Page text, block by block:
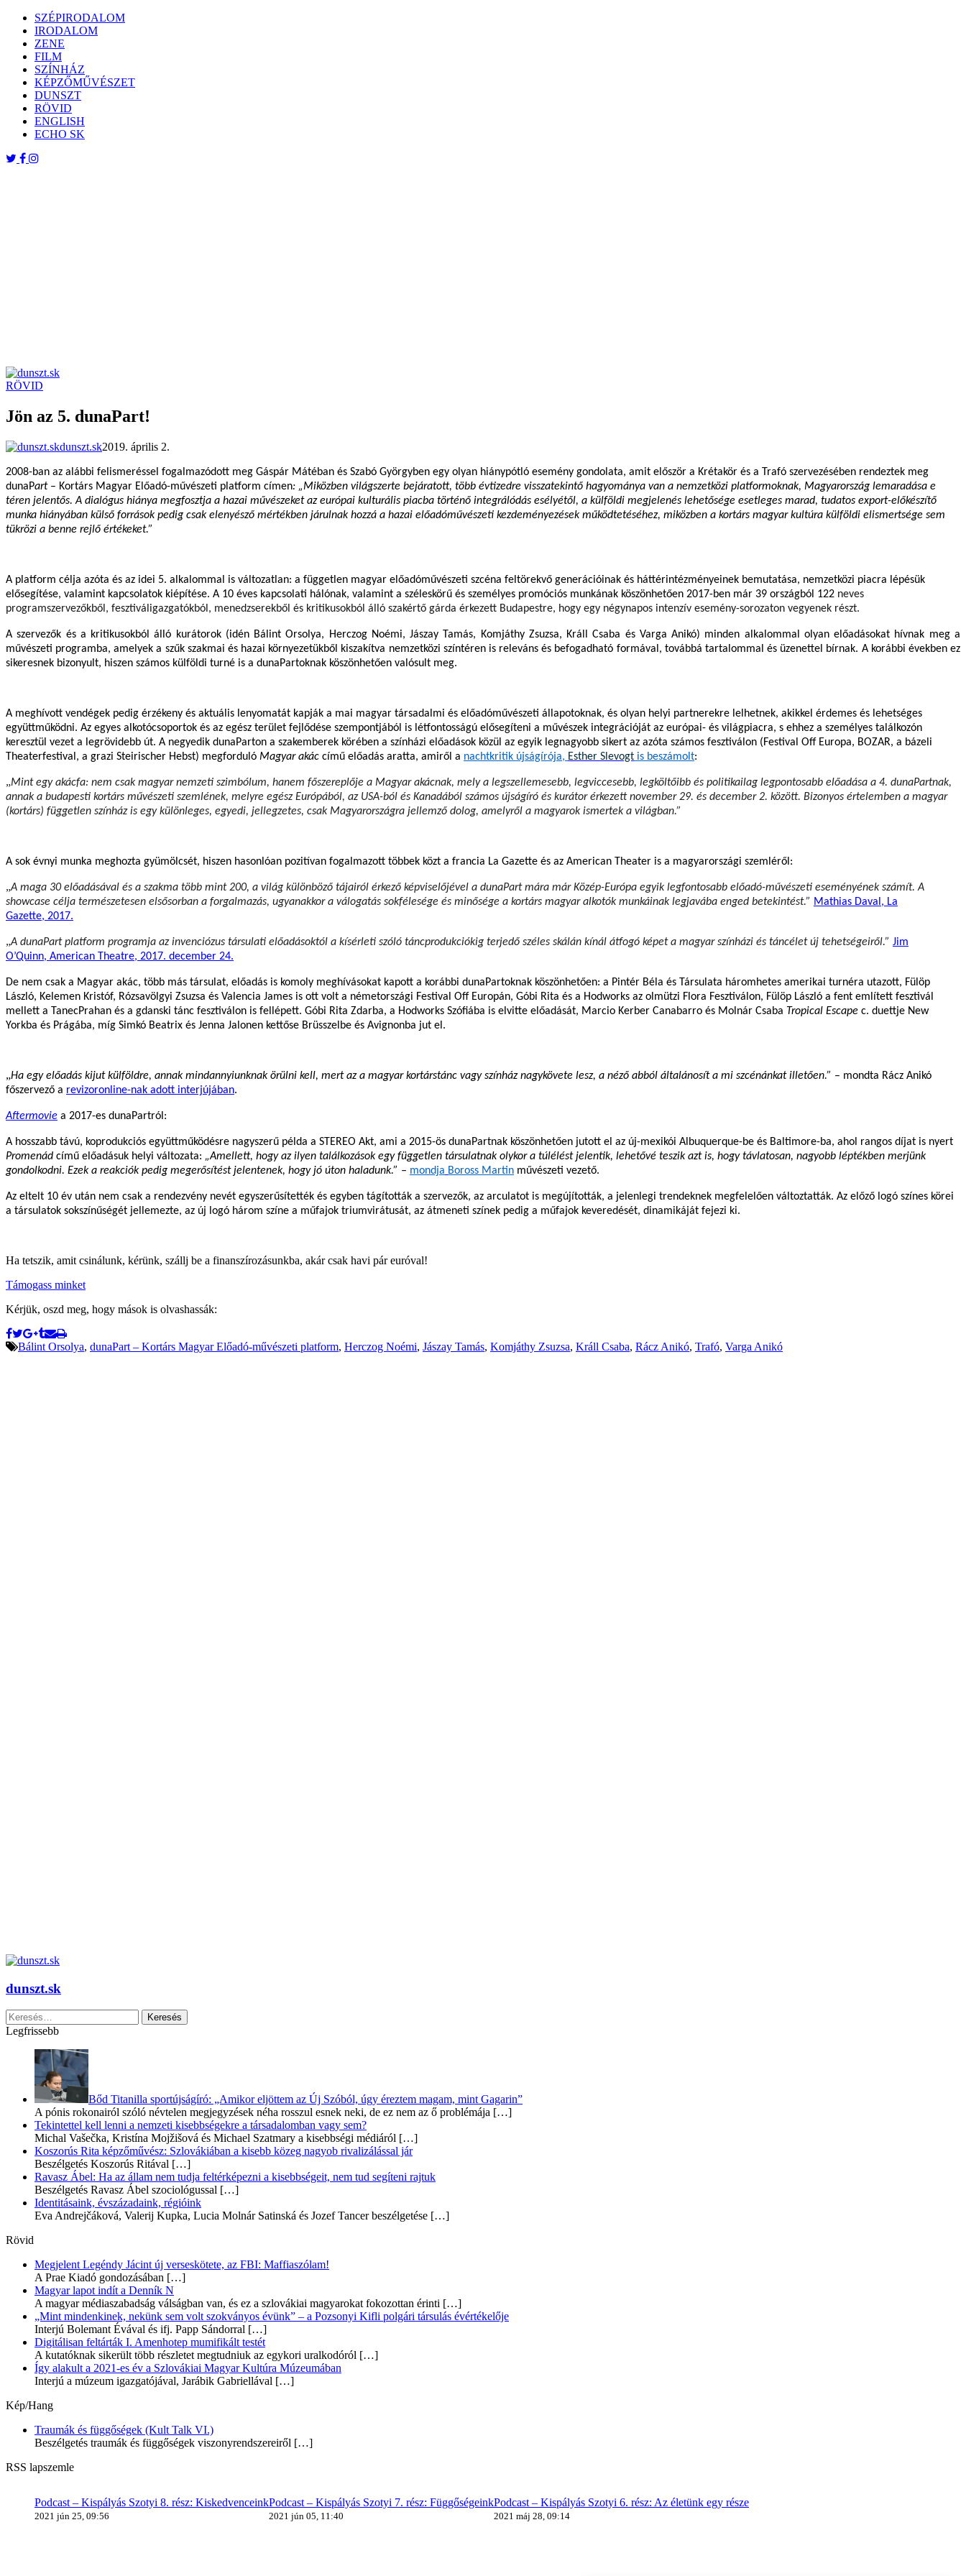
Skip
content
SZÉPIRODALOM
IRODALOM
ZENE
FILM
SZÍNHÁZ
KÉPZŐMŰVÉSZET
DUNSZT
RÖVID
ENGLISH
ECHO SK
RÖVID
Jön az 5. dunaPart!
dunszt.sk2019. április 2.
2008-ban az alábbi felismeréssel fogalmazódott meg Gáspár Mátéban és Szabó Györgyben egy olyan hiánypótló esemény gondolata, amit először a Krétakör és a Trafó szervezésében rendeztek meg
dunaPart– Kortárs Magyar Előadó-művészeti platform címen: „Miközben világszerte bejáratott, több évtizedre visszatekintő hagyománya van a nemzetközi platformoknak, Magyarország lemaradása e
téren jelentős. A dialógus hiánya megfosztja a hazai művészeket az európai kulturális piacba történő integrálódás esélyétől, a külföldi megjelenés lehetősége esetleges marad, tudatos export-előkészítő
munka hiányában külső források pedig csak elenyésző mértékben járulnak hozzá a hazai előadóművészeti kezdeményezések működtetéséhez, miközben a kortárs magyar kultúra külföldi elismertsége sem
tükrözi a benne rejlő értékeket.”
A platform célja azóta és az idei 5. alkalommal is változatlan: a független magyar előadóművészeti szcéna feltörekvő generációinak és háttérintézményeinek bemutatása, nemzetközi piacra lépésük
elősegítése, valamint kapcsolatok kiépítése. A 10 éves kapcsolati hálónak, valamint a széleskörű és személyes promóciós munkának köszönhetően 2017-ben már 39 országból 122 neves
programszervezőkből, fesztiváligazgatókból, menedzserekből és kritikusokból álló szakértő gárda érkezett Budapestre, hogy egy négynapos intenzív esemény-sorozaton vegyenek részt.
A szervezők és a kritikusokból álló kurátorok (idén Bálint Orsolya, Herczog Noémi, Jászay Tamás, Komjáthy Zsuzsa, Králl Csaba és Varga Anikó) minden alkalommal olyan előadásokat hívnak meg a
művészeti programba, amelyek a szűk szakmai és hazai környezetükből kiszakítva nemzetközi színtéren is releváns és befogadható formával, továbbá tartalommal és üzenettel bírnak. A korábbi években ez
sikeresnek bizonyult, hiszen számos külföldi turné is a dunaPartoknak köszönhetően valósult meg.
A meghívott vendégek pedig érzékeny és aktuális lenyomatát kapják a mai magyar társadalmi és előadóművészeti állapotoknak, és olyan helyi partnerekre lelhetnek, akikkel érdemes és lehetséges
együttműködni. Az egyes alkotócsoportok és az egész terület fejlődése szempontjából is létfontosságú elősegíteni a művészek integrációját az európai- és világpiacra, s ehhez a személyes találkozón
keresztül vezet a legrövidebb út. A negyedik dunaParton a szakemberek körében a színházi előadások közül az egyik legnagyobb sikert az azóta számos fesztiválon (Festival Off Europa, BOZAR, a bázeli
Theaterfestival, a grazi Steirischer Hebst) megforduló Magyar akác című előadás aratta, amiről a nachtkritik újságírója, Esther Slevogt is beszámolt:
„Mint egy akácfa: nem csak magyar nemzeti szimbólum, hanem főszereplője a Magyar akácnak, mely a legszellemesebb, legviccesebb, legköltőibb és politikailag legpontosabb előadása a 4. dunaPartnak,
annak a budapesti kortárs művészeti szemlének, melyre egész Európából, az USA-ból és Kanadából számos újságíró és kurátor érkezett november 29. és december 2. között. Bizonyos értelemben a magyar
(kortárs) független színház is egy különleges, egyedi, jellegzetes, csak Magyarországra jellemző dolog, amelyről a magyarok ismertek a világban.”
A sok évnyi munka meghozta gyümölcsét, hiszen hasonlóan pozitívan fogalmazott többek közt a francia La Gazette és az American Theater is a magyarországi szemléről:
„A maga 30 előadásával és a szakma több mint 200, a világ különböző tájairól érkező képviselőjével a dunaPart mára márKözép-Európa egyik legfontosabb előadó-művészeti eseményének számít. A
showcase célja természetesen elsősorban a forgalmazás, ugyanakkor a válogatás sokfélesége és minősége a kortárs magyar alkotók munkáinak legjavába enged betekintést.” Mathias Daval, La
Gazette, 2017.
„A dunaPart platform programja az invenciózus társulati előadásoktól a kísérleti szóló táncprodukciókig terjedő széles skálán kínál átfogó képet a magyar színházi és táncélet új tehetségeiről.” Jim
O’Quinn, American Theatre, 2017. december 24.
De nem csak a Magyar akác, több más társulat, előadás is komoly meghívásokat kapott a korábbi dunaPartoknak köszönhetően: a Pintér Béla és Társulata háromhetes amerikai turnéra utazott, Fülöp
László, Kelemen Kristóf, Rózsavölgyi Zsuzsa és Valencia James is ott volt a németországi Festival Off Europán, Góbi Rita és a Hodworks az olmützi Flora Fesztiválon, Fülöp László a fent említett fesztivál
mellett a TanecPrahan és a gdanski tánc fesztiválon is fellépett. Góbi Rita Zdarba, a Hodworks Szófiába is elvitte előadását, Marcio Kerber Canabarro és Molnár Csaba Tropical Escape c. duettje New
Yorkba és Prágába, míg Simkó Beatrix és Jenna Jalonen kettőse Brüsszelbe és Avignonba jut el.
„Ha egy előadás kijut külföldre, annak mindannyiunknak örülni kell, mert az a magyar kortárstánc vagy színház nagykövete lesz, a néző abból általánosít a mi szcénánkat illetően.” – mondta Rácz Anikó
főszervező a revizoronline-nak adott interjújában.
Aftermovie a 2017-es dunaPartról:
A hosszabb távú, koprodukciós együttműködésre nagyszerű példa a STEREO Akt, ami a 2015-ös dunaPartnak köszönhetően jutott el az új-mexikói Albuquerque-be és Baltimore-ba, ahol rangos díjat is nyert
Promenád című előadásuk helyi változata: „Amellett, hogy az ilyen találkozások egy független társulatnak olykor a túlélést jelentik, lehetővé teszik azt is, hogy távlatosan, nagyobb léptékben merjünk
gondolkodni. Ezek a reakciók pedig megerősítést jelentenek, hogy jó úton haladunk.” – mondja Boross Martin művészeti vezető.
Az eltelt 10 év után nem csak a rendezvény nevét egyszerűsítették és egyben tágították a szervezők, az arculatot is megújították, a jelenlegi trendeknek megfelelően változtatták. Az előző logó színes körei
a társulatok sokszínűségét jellemezte, az új logó három színe a műfajok triumvirátusát, az átmeneti színek pedig a műfajok keveredését, dinamikáját fejezi ki.
Ha tetszik, amit csinálunk, kérünk, szállj be a finanszírozásunkba, akár csak havi pár euróval!
Támogass minket
Kérjük, oszd meg, hogy mások is olvashassák:
Bálint Orsolya, dunaPart – Kortárs Magyar Előadó-művészeti platform, Herczog Noémi, Jászay Tamás, Komjáthy Zsuzsa, Králl Csaba, Rácz Anikó, Trafó, Varga Anikó
dunszt.sk
Keresés:
Legfrissebb
Bőd Titanilla sportújságíró: „Amikor eljöttem az Új Szóból, úgy éreztem magam, mint Gagarin”
A pónis rokonairól szóló névtelen megjegyzések néha rosszul esnek neki, de ez nem az ő problémája […]
Tekintettel kell lenni a nemzeti kisebbségekre a társadalomban vagy sem?
Michal Vašečka, Kristína Mojžišová és Michael Szatmary a kisebbségi médiáról […]
Koszorús Rita képzőművész: Szlovákiában a kisebb közeg nagyob rivalizálással jár
Beszélgetés Koszorús Ritával […]
Ravasz Ábel: Ha az állam nem tudja feltérképezni a kisebbségeit, nem tud segíteni rajtuk
Beszélgetés Ravasz Ábel szociológussal […]
Identitásaink, évszázadaink, régióink
Eva Andrejčáková, Valerij Kupka, Lucia Molnár Satinská és Jozef Tancer beszélgetése […]
Rövid
Megjelent Legéndy Jácint új verseskötete, az FBI: Maffiaszólam!
A Prae Kiadó gondozásában […]
Magyar lapot indít a Denník N
A magyar médiaszabadság válságban van, és ez a szlovákiai magyarokat fokozottan érinti […]
„Mint mindenkinek, nekünk sem volt szokványos évünk” – a Pozsonyi Kifli polgári társulás évértékelője
Interjú Bolemant Évával és ifj. Papp Sándorral […]
Digitálisan feltárták I. Amenhotep mumifikált testét
A kutatóknak sikerült több részletet megtudniuk az egykori uralkodóról […]
Így alakult a 2021-es év a Szlovákiai Magyar Kultúra Múzeumában
Interjú a múzeum igazgatójával, Jarábik Gabriellával […]
Kép/Hang
Traumák és függőségek (Kult Talk VI.)
Beszélgetés traumák és függőségek viszonyrendszereiről […]
RSS lapszemle
Podcast – Kispályás Szotyi 8. rész: Kiskedvenceink
2021 jún 25, 09:56
Podcast – Kispályás Szotyi 7. rész: Függőségeink
2021 jún 05, 11:40
Podcast – Kispályás Szotyi 6. rész: Az életünk egy része
2021 máj 28, 09:14